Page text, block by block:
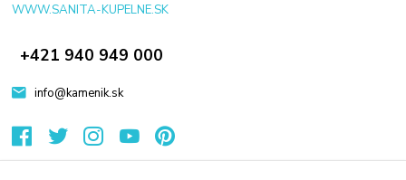
WWW.SANITA-KUPELNE.SK
+421 940 949 000
info@kamenik.sk